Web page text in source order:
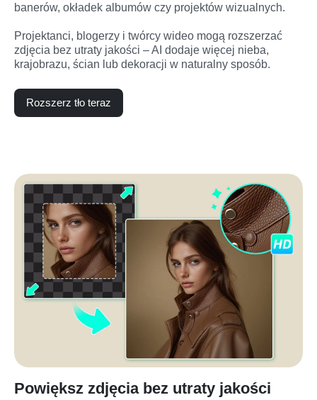
banerów, okładek albumów czy projektów wizualnych.
Projektanci, blogerzy i twórcy wideo mogą rozszerzać
zdjęcia bez utraty jakości – AI dodaje więcej nieba,
krajobrazu, ścian lub dekoracji w naturalny sposób.
Rozszerz tło teraz
Powiększ zdjęcia bez utraty jakości